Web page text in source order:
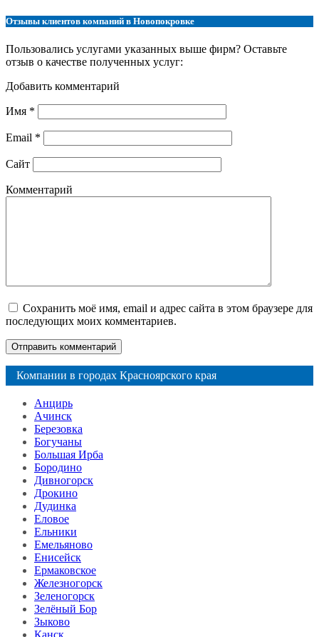
Отзывы клиентов компаний в Новопокровке
Пользовались услугами указанных выше фирм? Оставьте
отзыв о качестве полученных услуг:
Добавить комментарий
Имя *
Email *
Сайт
Комментарий
Сохранить моё имя, email и адрес сайта в этом браузере для
последующих моих комментариев.
Компании в городах Красноярского края
Анцирь
Ачинск
Березовка
Богучаны
Большая Ирба
Бородино
Дивногорск
Дрокино
Дудинка
Еловое
Ельники
Емельяново
Енисейск
Ермаковское
Железногорск
Зеленогорск
Зелёный Бор
Зыково
Канск